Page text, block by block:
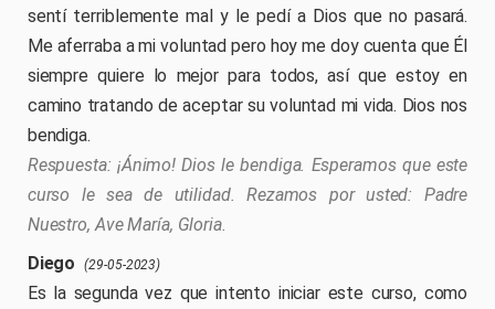
sentí terriblemente mal y le pedí a Dios que no pasará.
Me aferraba a mi voluntad pero hoy me doy cuenta que Él
siempre quiere lo mejor para todos, así que estoy en
camino tratando de aceptar su voluntad mi vida. Dios nos
bendiga.
¡Ánimo! Dios le bendiga. Esperamos que este
curso le sea de utilidad. Rezamos por usted: Padre
Nuestro, Ave María, Gloria.
Diego
(29-05-2023)
Es la segunda vez que intento iniciar este curso, como